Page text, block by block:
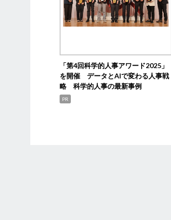
「第4回科学的人事アワード2025」
を開催 データとAIで変わる人事戦
略 科学的人事の最新事例
PR